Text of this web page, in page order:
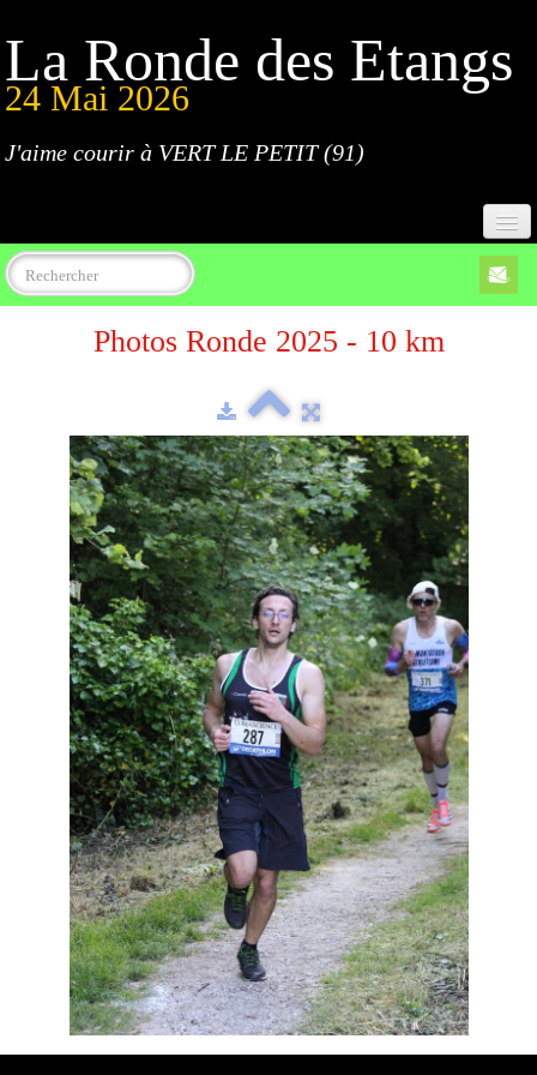
La Ronde des Etangs
24 Mai 2026
J'aime courir à VERT LE PETIT (91)
Accueil
Programme
Règlement
Parcours
Résultats
Devenez bénévoles
Partenaires
Photos▼
Photos Ronde 2025 - 10 km